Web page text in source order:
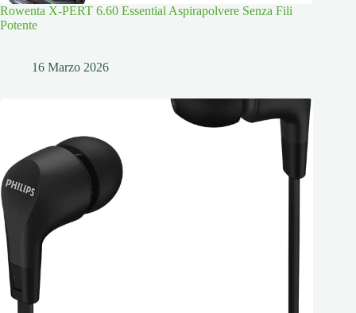
Rowenta X-PERT 6.60 Essential Aspirapolvere Senza Fili
Potente
16 Marzo 2026